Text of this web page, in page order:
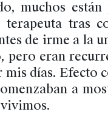
muchos
tras
de irme a la
pero eran
mis días. Efecto
a